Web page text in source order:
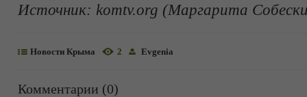
Источник: komtv.org (Маргарита
Новости Крыма 2 Evgenia
Комментарии (0)